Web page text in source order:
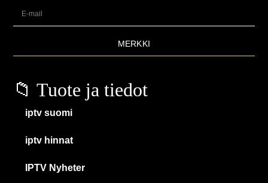
MERKKI
📁 Tuote ja tiedot
iptv suomi
iptv hinnat
IPTV Nyheter